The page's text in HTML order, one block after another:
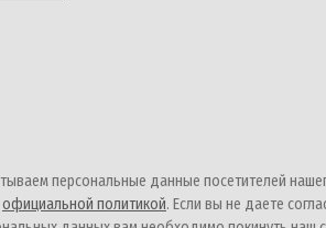
персональные данные посетителей
официальной политикой. Если вы не даете